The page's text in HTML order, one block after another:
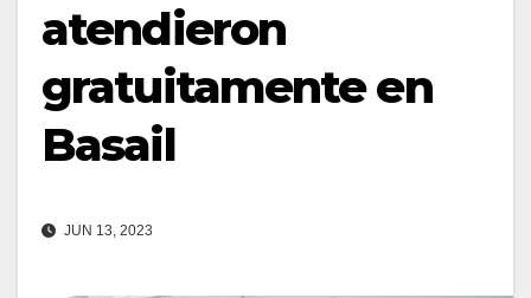
atendieron
gratuitamente en
Basail
JUN 13, 2023